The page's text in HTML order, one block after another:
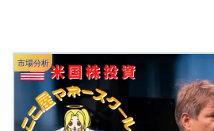
市場分析